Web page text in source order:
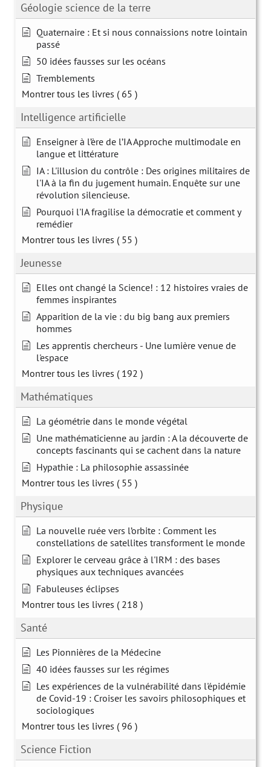
Géologie science de la terre
Quaternaire : Et si nous connaissions notre lointain
passé
50 idées fausses sur les océans
Tremblements
Montrer tous les livres ( 65 )
Intelligence artificielle
Enseigner à l’ère de l’IA Approche multimodale en
langue et littérature
IA : L'illusion du contrôle : Des origines militaires de
l'IA à la fin du jugement humain. Enquête sur une
révolution silencieuse.
Pourquoi l'IA fragilise la démocratie et comment y
remédier
Montrer tous les livres ( 55 )
Jeunesse
Elles ont changé la Science! : 12 histoires vraies de
femmes inspirantes
Apparition de la vie : du big bang aux premiers
hommes
Les apprentis chercheurs - Une lumière venue de
l'espace
Montrer tous les livres ( 192 )
Mathématiques
La géométrie dans le monde végétal
Une mathématicienne au jardin : A la découverte de
concepts fascinants qui se cachent dans la nature
Hypathie : La philosophie assassinée
Montrer tous les livres ( 55 )
Physique
La nouvelle ruée vers l’orbite : Comment les
constellations de satellites transforment le monde
Explorer le cerveau grâce à l'IRM : des bases
physiques aux techniques avancées
Fabuleuses éclipses
Montrer tous les livres ( 218 )
Santé
Les Pionnières de la Médecine
40 idées fausses sur les régimes
Les expériences de la vulnérabilité dans l'épidémie
de Covid-19 : Croiser les savoirs philosophiques et
sociologiques
Montrer tous les livres ( 96 )
Science Fiction